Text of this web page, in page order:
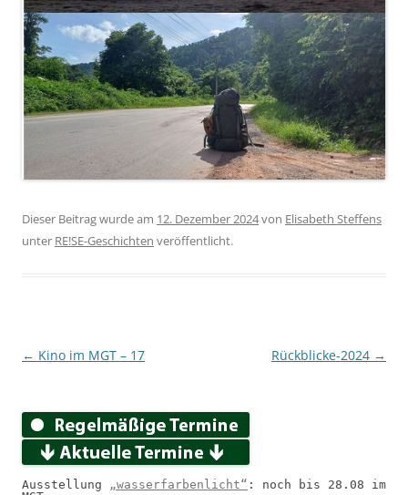
Dieser Beitrag wurde am 12. Dezember 2024von Elisabeth Steffens
unter RE!SE-Geschichten veröffentlicht.
Beitragsnavigation
← Kino im MGT – 17 Rückblicke-2024 →
Ausstellung „wasserfarbenlicht“ : noch bis 28.08 im